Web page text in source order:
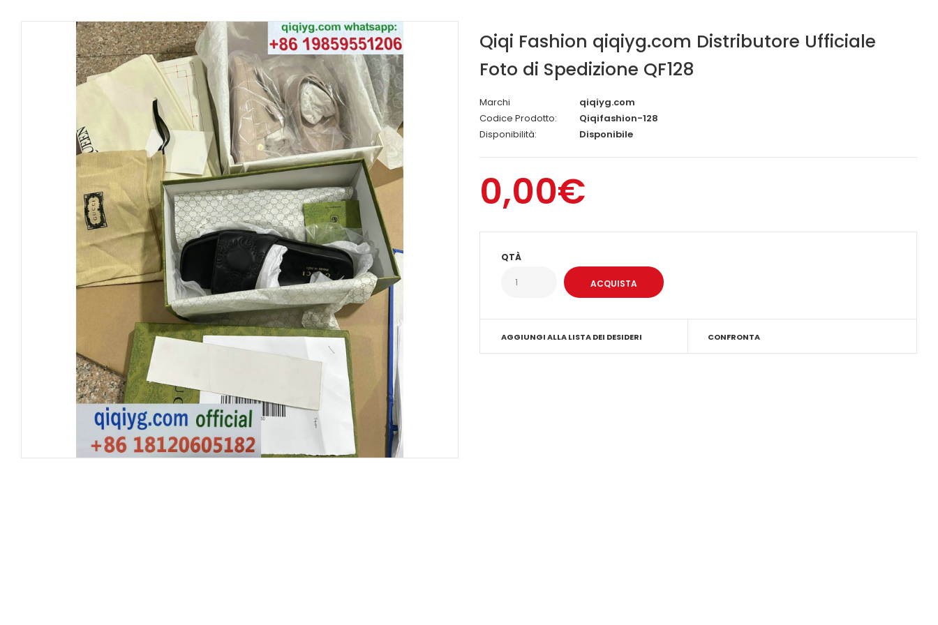
Qiqi Fashion qiqiyg.com Distributore Ufficiale
Foto di Spedizione QF128
Marchi
qiqiyg.com
Codice Prodotto:
Qiqifashion-128
Disponibilità:
Disponibile
0,00€
QTÀ
AGGIUNGI ALLA LISTA DEI DESIDERI CONFRONTA